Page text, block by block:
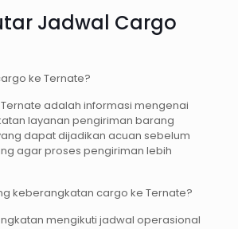
Jadwal Cargo
ke Ternate?
adalah informasi mengenai
layanan pengiriman barang
dapat dijadikan acuan sebelum
agar proses pengiriman lebih
keberangkatan cargo ke Ternate?
mengikuti jadwal operasional